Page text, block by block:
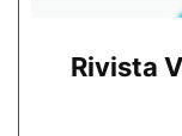
Rivista